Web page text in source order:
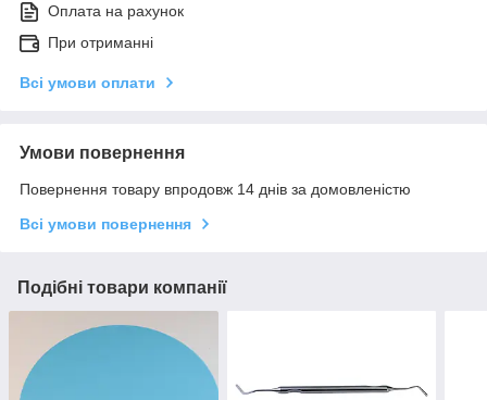
Оплата на рахунок
При отриманні
Всі умови оплати
Умови повернення
Повернення товару впродовж 14 днів за домовленістю
Всі умови повернення
Подібні товари компанії